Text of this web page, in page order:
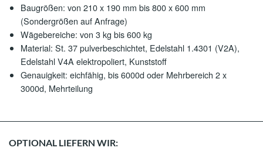
Baugrößen: von 210 x 190 mm bis 800 x 600 mm
(Sondergrößen auf Anfrage)
Wägebereiche: von 3 kg bis 600 kg
Material: St. 37 pulverbeschichtet, Edelstahl 1.4301 (V2A),
Edelstahl V4A elektropoliert, Kunststoff
Genauigkeit: eichfähig, bis 6000d oder Mehrbereich 2 x
3000d, Mehrteilung
OPTIONAL LIEFERN WIR: